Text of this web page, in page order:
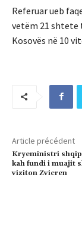
Referuar ueb
vetëm 21 shtete
Kosovës në 10
Article précédent
Kryeministri
kah fundi i muajit
viziton Zvicren